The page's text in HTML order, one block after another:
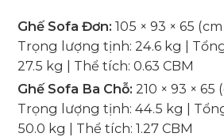
Ghế Sofa Đơn: 105 × 93 × 65
Trọng lượng tịnh: 24.6 kg |
27.5 kg | Thể tích: 0.63 CBM
Ghế Sofa Ba Chỗ: 210 × 93 × 65
Trọng lượng tịnh: 44.5 kg |
50.0 kg | Thể tích: 1.27 CBM